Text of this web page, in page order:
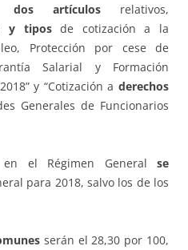
dos artículos relativos,
y tiposde cotización a la
Protección por cese de
Salarial y Formación
y “Cotización a derechos
Generales de Funcionarios
el Régimen General se
para 2018, salvo los de los
serán el 28,30 por 100,